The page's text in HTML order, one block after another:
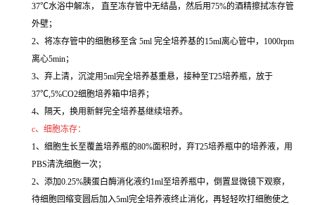
37℃水浴中解冻， 直至冻存管中无结晶，然后用75%的酒精擦拭冻存管
外壁；
2、将冻存管中的细胞移至含 5ml 完全培养基的15ml离心管中，1000rpm
离心5min；
3、弃上清，沉淀用5ml完全培养基重悬，接种至T25培养瓶，放于
37℃,5%CO2细胞培养箱中培养；
4、隔天，换用新鲜完全培养基继续培养。
c、细胞冻存：
1、细胞生长至覆盖培养瓶的80%面积时，弃T25培养瓶中的培养液，用
PBS清洗细胞一次；
2、添加0.25%胰蛋白酶消化液约1ml至培养瓶中，倒置显微镜下观察，
待细胞回缩变圆后加入5ml完全培养液终止消化，再轻轻吹打细胞使之